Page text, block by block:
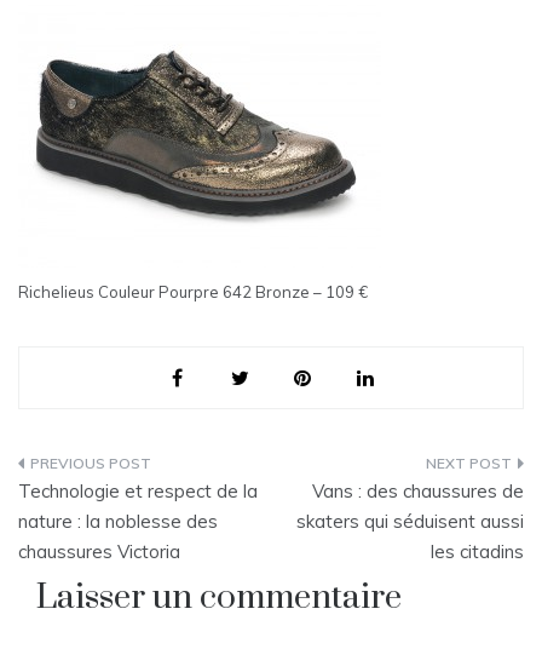
Richelieus Couleur Pourpre 642 Bronze – 109 €
Navigation
de
l’article
Technologie et respect de la
nature : la noblesse des
chaussures Victoria
Vans : des chaussures de
skaters qui séduisent aussi
les citadins
Laisser un commentaire